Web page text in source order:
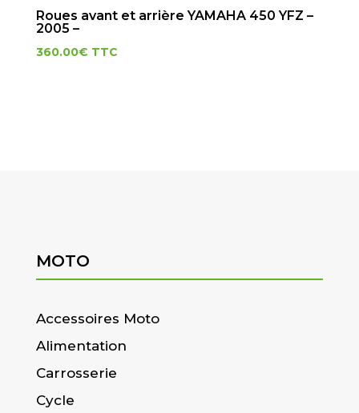
Roues avant et arrière YAMAHA 450 YFZ –
2005 –
360.00€ TTC
MOTO
Accessoires Moto
Alimentation
Carrosserie
Cycle